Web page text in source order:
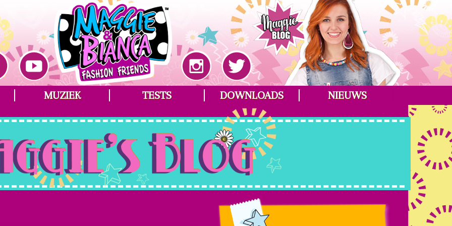
MUZIEK TESTS DOWNLOADS NIEUWS